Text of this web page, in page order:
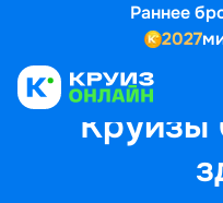
Раннее
2027
Круизы